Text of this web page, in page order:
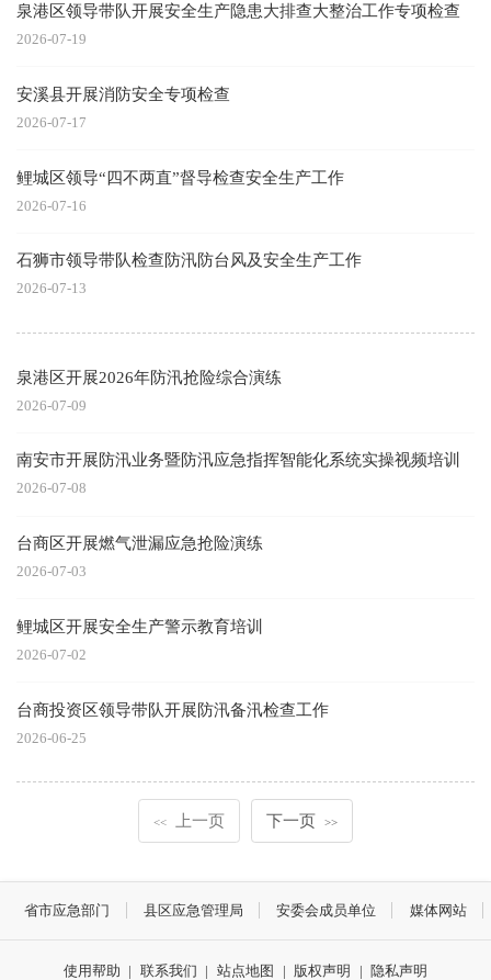
泉港区领导带队开展安全生产隐患大排查大整治工作专项检查
2026-07-19
安溪县开展消防安全专项检查
2026-07-17
鲤城区领导“四不两直”督导检查安全生产工作
2026-07-16
石狮市领导带队检查防汛防台风及安全生产工作
2026-07-13
泉港区开展2026年防汛抢险综合演练
2026-07-09
南安市开展防汛业务暨防汛应急指挥智能化系统实操视频培训
2026-07-08
台商区开展燃气泄漏应急抢险演练
2026-07-03
鲤城区开展安全生产警示教育培训
2026-07-02
台商投资区领导带队开展防汛备汛检查工作
2026-06-25
<< 上一页 下一页 >>
省市应急部门 县区应急管理局 安委会成员单位 媒体网站
使用帮助 | 联系我们 | 站点地图 | 版权声明 | 隐私声明